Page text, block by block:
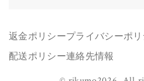
返金ポリシープライバシーポ
配送ポリシー連絡先情報